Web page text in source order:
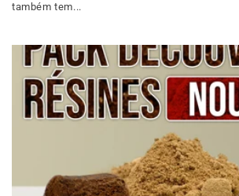
também tem...